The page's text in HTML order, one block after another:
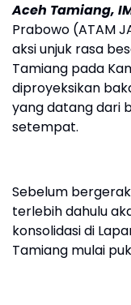
Aceh Tamiang,
Prabowo (ATAM
aksi unjuk rasa
Tamiang pada
diproyeksikan
yang datang dari
setempat.
Sebelum
terlebih dahulu
konsolidasi di
Tamiang mulai